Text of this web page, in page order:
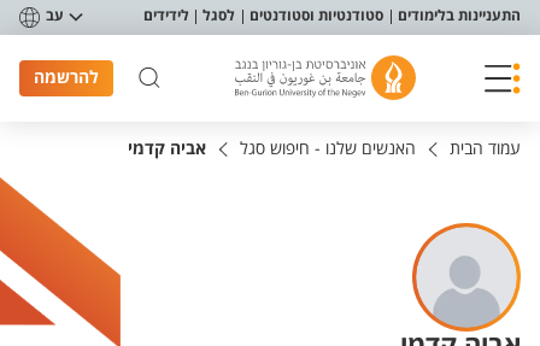
תפריט נגישות
התעניינות בלימודים סטודנטיות וסטודנטים לסגל לידידים עב
להרשמה
עמוד הבית האנשים שלנו - חיפוש סגל אביה קדמי